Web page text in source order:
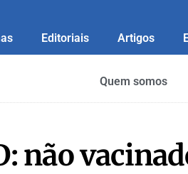
Editoriais Artigos
Quem somos
não